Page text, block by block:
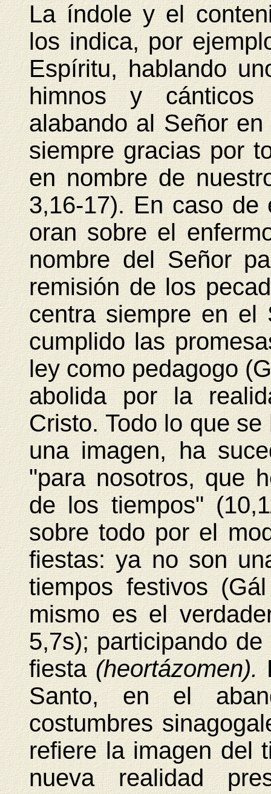
La índole y el
los indica, por
Espíritu, hablando
himnos y cánticos
alabando al Señor
siempre gracias por
en nombre de
3,16-17). En caso
oran sobre el
nombre del Señor
remisión de los
centra siempre en
cumplido las
ley como pedagogo
abolida por la
Cristo. Todo lo que
una imagen, ha
"para nosotros, que
de los tiempos"
sobre todo por el
fiestas: ya no son
tiempos festivos
mismo es el
5,7s); participando
fiesta(heortázomen).
Santo, en el
costumbres
refiere la imagen del
nueva realidad